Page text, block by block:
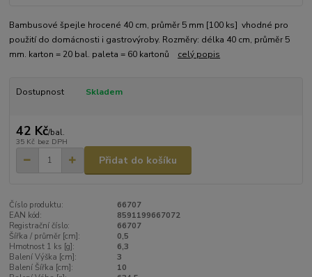
Bambusové špejle hrocené 40 cm, průměr 5 mm [100 ks] vhodné pro
použití do domácnosti i gastrovýroby. Rozměry: délka 40 cm, průměr 5
mm. karton = 20 bal. paleta = 60 kartonů celý popis
Dostupnost Skladem
42 Kč/bal.
35 Kč bez DPH
Přidat do košíku
Číslo produktu:
66707
EAN kód:
8591199667072
Registrační číslo:
66707
Šířka / průměr [cm]:
0,5
Hmotnost 1 ks [g]:
6,3
Balení Výška [cm]:
3
Balení Šířka [cm]:
10